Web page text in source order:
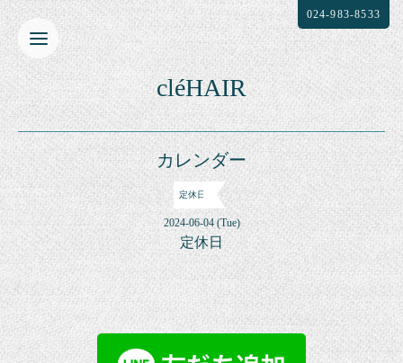
cléHAIR
024-983-8533
カレンダー
定休日
2024-06-04 (Tue)
定休日